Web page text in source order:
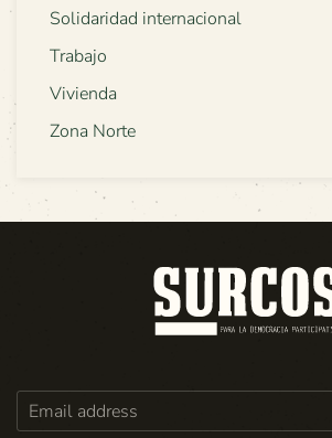
Solidaridad internacional
Trabajo
Vivienda
Zona Norte